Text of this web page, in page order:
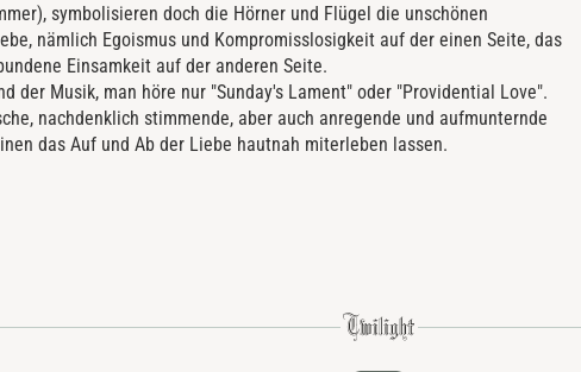
symbolisieren doch die Hörner und Flügel die unschönen
nämlich Egoismus und Kompromisslosigkeit auf der einen Seite, das
Einsamkeit auf der anderen Seite.
der Musik, man höre nur "Sunday's Lament" oder "Providential Love".
nachdenklich stimmende, aber auch anregende und aufmunternde
das Auf und Ab der Liebe hautnah miterleben lassen.